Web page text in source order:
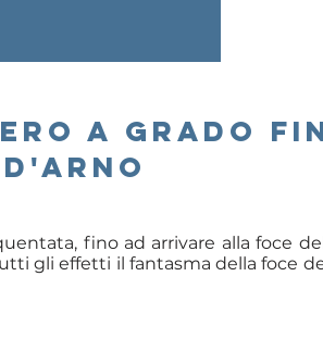
a grado
d'arno
fino ad arrivare alla foce
gli effetti il fantasma della foce